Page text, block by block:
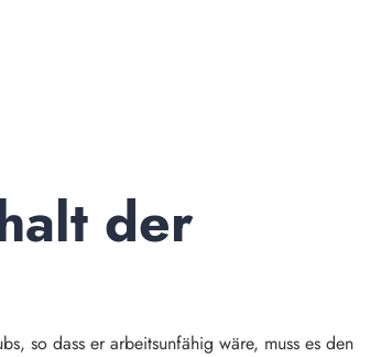
der
so dass er arbeitsunfähig wäre, muss es den